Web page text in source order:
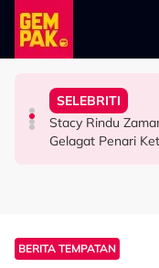
Skip to main content
HIBURAN
Pengarah Muzik,
Misha Omar:
SELEBRITI
Stacy Rindu
Gelagat Penari
SELEBRITI
Bukan Penyanyi
"Ini Namanya
HIBURAN
Intan Najuwa
Nama…
BERITA TEMPATAN